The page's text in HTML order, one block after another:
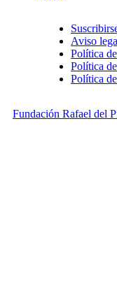
Aviso
Política
Política
Política
Fundación Rafael del